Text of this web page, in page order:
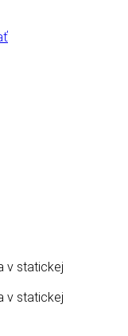
v statickej
v statickej